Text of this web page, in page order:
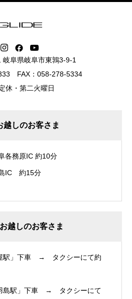
岐阜県岐阜市東鶉3-9-1
FAX：058-278-5334
休・第二火曜日
越しのお客さま
各務原IC 約10分
IC 約15分
越しのお客さま
駅」下車 → タクシーにて約
島駅」下車 → タクシーにて